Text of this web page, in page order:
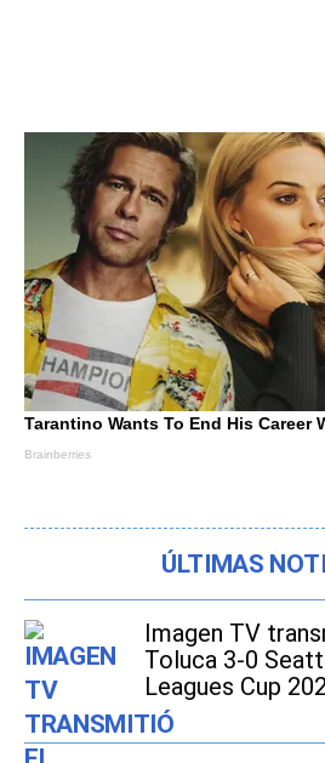
ÚLTIMAS
Imagen TV
Toluca 3-0
Leagues Cup